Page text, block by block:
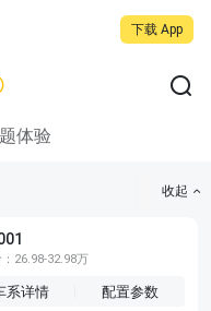
下载 App
体验
收起
26.98-32.98万
系详情 配置参数